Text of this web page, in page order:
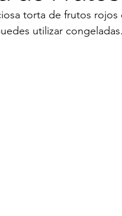
Muffins Navidad
torta de frutos
utilizar congeladas.